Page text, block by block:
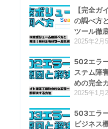
【完全ガ
の調べ方
ツール徹
2025年2月
502エラ
ステム障
めの完全
2025年1月
503エラ
ビジネス